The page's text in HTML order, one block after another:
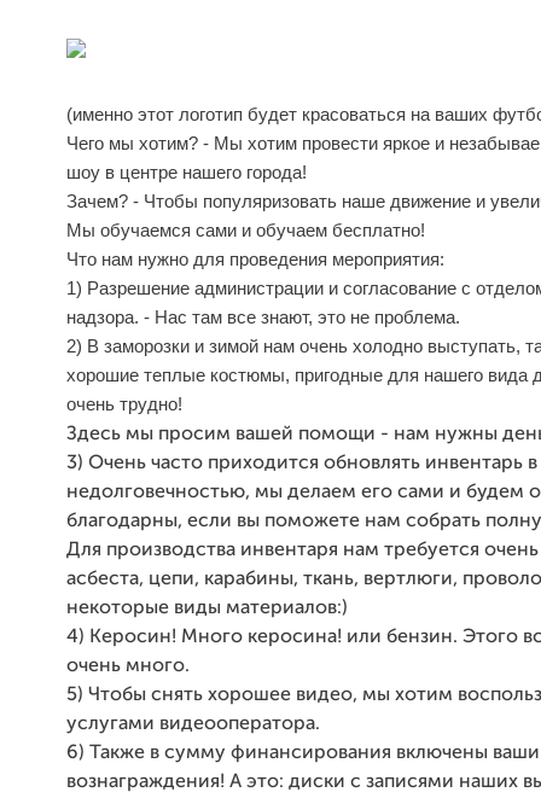
(именно этот логотип будет красоваться на ваших
Чего мы хотим? - Мы хотим провести яркое и
шоу в центре нашего города!
Зачем? - Чтобы популяризовать наше движение и
Мы обучаемся сами и обучаем бесплатно!
Что нам нужно для проведения мероприятия:
1) Разрешение администрации и согласование с
надзора. - Нас там все знают, это не проблема.
2) В заморозки и зимой нам очень холодно выступать,
хорошие теплые костюмы, пригодные для нашего вида
очень трудно!
Здесь мы просим вашей помощи - нам нужны
3) Очень часто приходится обновлять инвентарь в
недолговечностью, мы делаем его сами и будем
благодарны, если вы поможете нам собрать
Для производства инвентаря нам требуется
асбеста, цепи, карабины, ткань, вертлюги,
некоторые виды материалов:)
4) Керосин! Много керосина! или бензин. Этого
очень много.
5) Чтобы снять хорошее видео, мы хотим
услугами видеооператора.
6) Также в сумму финансирования включены ваши
вознаграждения! А это: диски с записями наших